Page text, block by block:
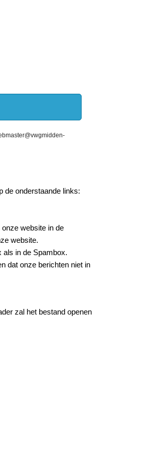
de onderstaande links:
website in de
website.
als in de Spambox.
dat onze berichten niet in
zal het bestand openen